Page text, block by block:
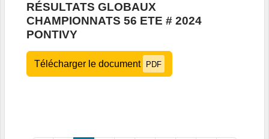
RÉSULTATS GLOBAUX
CHAMPIONNATS 56 ETE # 2024
PONTIVY
Télécharger le document PDF